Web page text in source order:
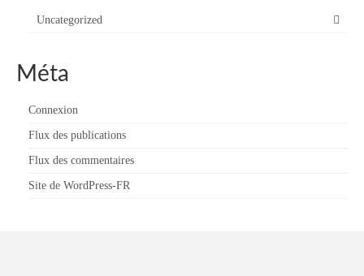
Uncategorized
Méta
Connexion
Flux des publications
Flux des commentaires
Site de WordPress-FR